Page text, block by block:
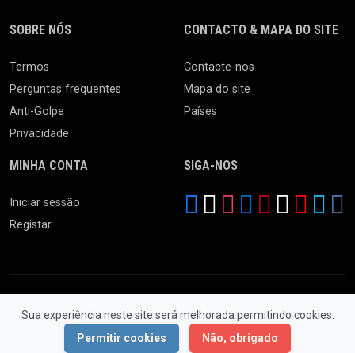
Sua experiência neste site será melhorada permitindo cookies.
Permitir cookies
Não, obrigado
SOBRE NÓS
Termos
Perguntas frequentes
Anti-Golpe
Privacidade
CONTACTO & MAPA DO SITE
Contacte-nos
Mapa do site
Países
MINHA CONTA
Iniciar sessão
Registar
SIGA-NOS
© 2026 Ferro Velho. Todos os Direitos Reservados.